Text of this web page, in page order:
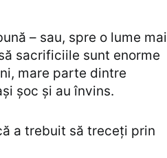
– sau, spre o lume mai
sacrificiile sunt enorme
mare parte dintre
șoc și au învins.
a trebuit să treceți prin